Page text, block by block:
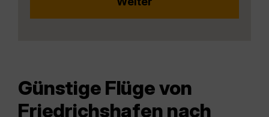
Günstige Flüge von
Friedrichshafen nach